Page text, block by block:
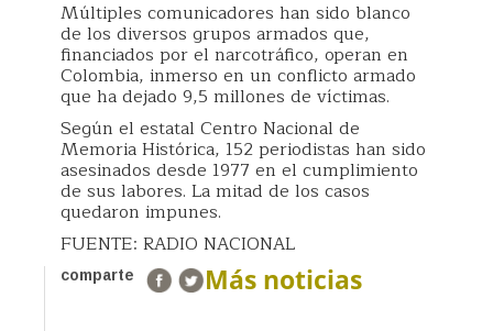
Múltiples comunicadores han sido blanco
de los diversos grupos armados que,
financiados por el narcotráfico, operan en
Colombia, inmerso en un conflicto armado
que ha dejado 9,5 millones de víctimas.
Según el estatal Centro Nacional de
Memoria Histórica, 152 periodistas han sido
asesinados desde 1977 en el cumplimiento
de sus labores. La mitad de los casos
quedaron impunes.
FUENTE: RADIO NACIONAL
comparte Más noticias